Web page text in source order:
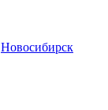
Новосибирск